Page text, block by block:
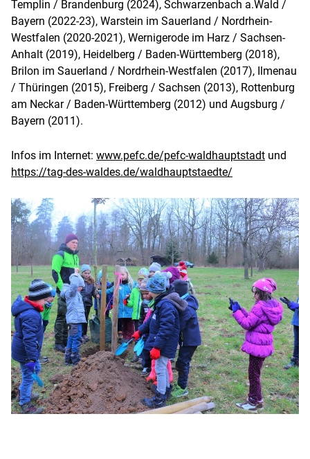
Templin / Brandenburg (2024), Schwarzenbach a.Wald /
Bayern (2022-23), Warstein im Sauerland / Nordrhein-
Westfalen (2020-2021), Wernigerode im Harz / Sachsen-
Anhalt (2019), Heidelberg / Baden-Württemberg (2018),
Brilon im Sauerland / Nordrhein-Westfalen (2017), Ilmenau
/ Thüringen (2015), Freiberg / Sachsen (2013), Rottenburg
am Neckar / Baden-Württemberg (2012) und Augsburg /
Bayern (2011).
Infos im Internet: www.pefc.de/pefc-waldhauptstadt und
https://tag-des-waldes.de/waldhauptstaedte/